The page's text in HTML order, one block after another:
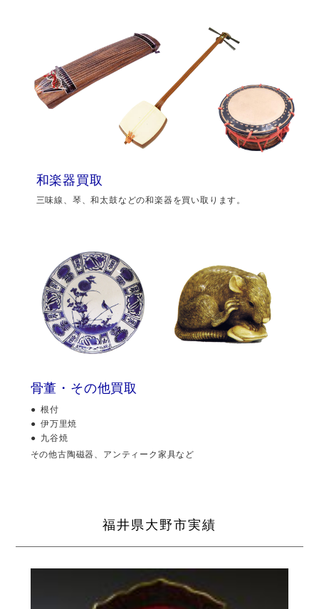
和楽器買取
三味線、琴、和太鼓などの和楽器を買い取ります。
骨董・その他買取
根付
伊万里焼
九谷焼
その他古陶磁器、アンティーク家具など
福井県大野市実績